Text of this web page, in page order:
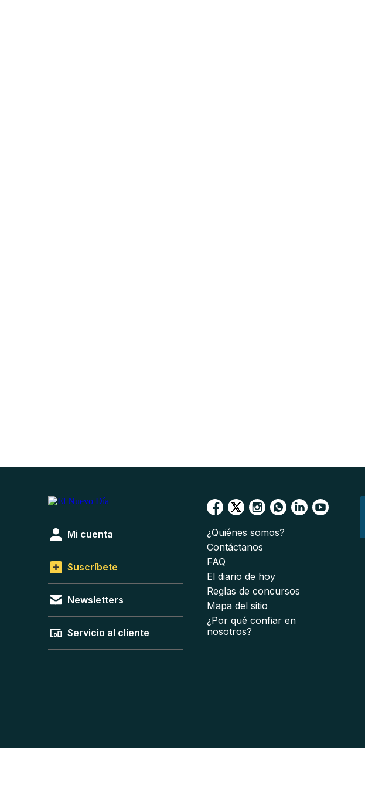
Mi cuenta
Suscríbete
Newsletters
Servicio al cliente
¿Quiénes somos?
Contáctanos
FAQ
El diario de hoy
Reglas de concursos
Mapa del sitio
¿Por qué confiar en
nosotros?